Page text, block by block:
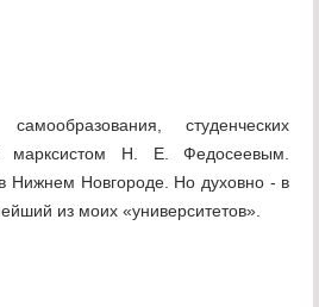
студенческих
марксистом Н. Е. Федосеевым.
Нижнем Новгороде. Но духовно - в
из моих «университетов».